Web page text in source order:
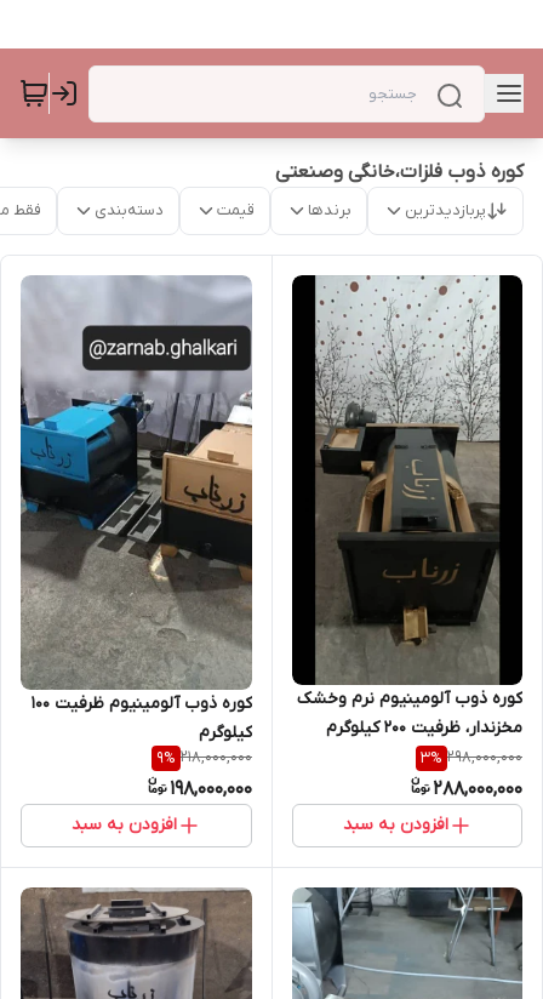
کوره ذوب فلزات،خانگی وصنعتی
پربازدیدترین برندها قیمت دسته‌بندی فقط
کوره ذوب آلومینیوم نرم وخشک
مخزندار، ظرفیت ۲۰۰ کیلوگرم
298,000,000
3%
288,000,000
افزودن به سبد
کوره ذوب آلومینیوم ظرفیت 100
کیلوگرم
218,000,000
9%
198,000,000
افزودن به سبد